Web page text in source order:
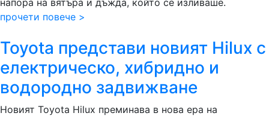
напора на вятъра и дъжда, който се изливаше.
прочети повече >
Toyota представи новият Hilux с
електрическо, хибридно и
водородно задвижване
Новият Toyota Hilux преминава в нова ера на